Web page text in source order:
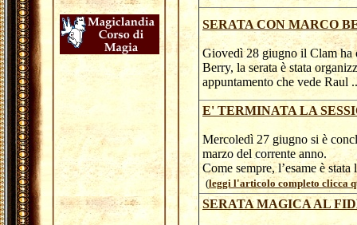
SERATA CON MARCO
Giovedì 28 giugno il Clam ha
Berry, la serata è stata
appuntamento che vede Raul
E' TERMINATA LA
Mercoledì 27 giugno si è
marzo del corrente anno.
Come sempre, l’esame è
(leggi l'articolo completo clicca
SERATA MAGICA AL